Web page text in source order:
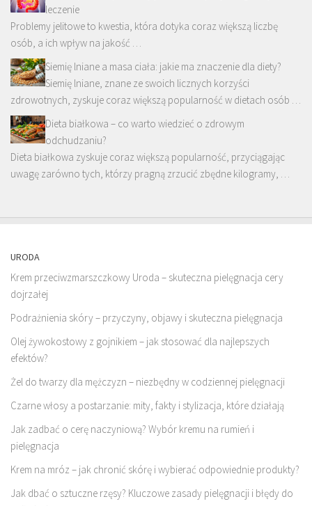
leczenie
Problemy jelitowe to kwestia, która dotyka coraz większą liczbę
osób, a ich wpływ na jakość …
Siemię lniane a masa ciała: jakie ma znaczenie dla diety?
Siemię lniane, znane ze swoich licznych korzyści
zdrowotnych, zyskuje coraz większą popularność w dietach osób …
Dieta białkowa – co warto wiedzieć o zdrowym
odchudzaniu?
Dieta białkowa zyskuje coraz większą popularność, przyciągając
uwagę zarówno tych, którzy pragną zrzucić zbędne kilogramy, …
URODA
Krem przeciwzmarszczkowy Uroda – skuteczna pielęgnacja cery
dojrzałej
Podrażnienia skóry – przyczyny, objawy i skuteczna pielęgnacja
Olej żywokostowy z gojnikiem – jak stosować dla najlepszych
efektów?
Żel do twarzy dla mężczyzn – niezbędny w codziennej pielęgnacji
Czarne włosy a postarzanie: mity, fakty i stylizacja, które działają
Jak zadbać o cerę naczyniową? Wybór kremu na rumień i
pielęgnacja
Krem na mróz – jak chronić skórę i wybierać odpowiednie produkty?
Jak dbać o sztuczne rzęsy? Kluczowe zasady pielęgnacji i błędy do